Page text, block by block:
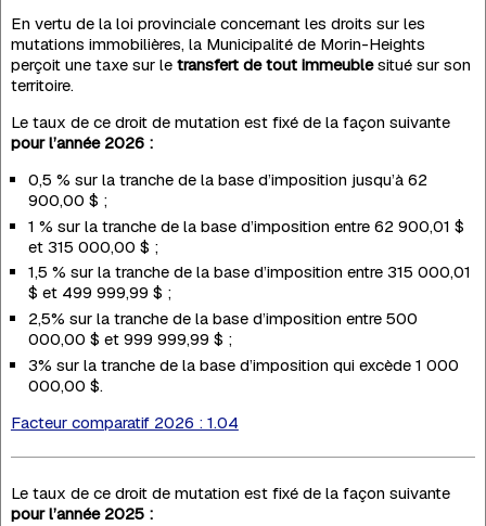
En vertu de la loi provinciale concernant les droits sur les
mutations immobilières, la Municipalité de Morin-Heights
perçoit une taxe sur le transfert de tout immeublesitué sur son
territoire.
Le taux de ce droit de mutation est fixé de la façon suivante
pour l’année 2026 :
0,5 % sur la tranche de la base d’imposition jusqu’à 62
900,00 $ ;
1 % sur la tranche de la base d’imposition entre 62 900,01 $
et 315 000,00 $ ;
1,5 % sur la tranche de la base d’imposition entre 315 000,01
$ et 499 999,99 $ ;
2,5% sur la tranche de la base d’imposition entre 500
000,00 $ et 999 999,99 $ ;
3% sur la tranche de la base d’imposition qui excède 1 000
000,00 $.
Facteur comparatif 2026 : 1.04
Le taux de ce droit de mutation est fixé de la façon suivante
pour l’année 2025 :